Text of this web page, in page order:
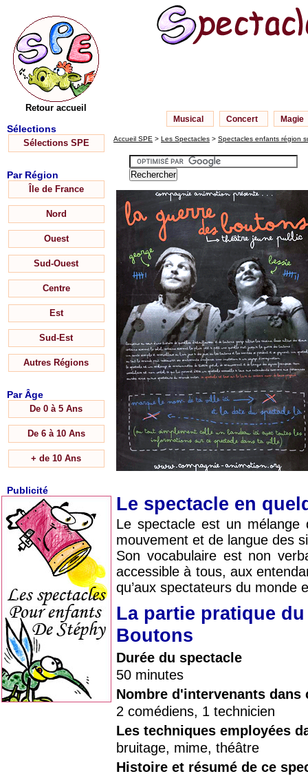
Retour accueil
Sélections
Sélections SPE
Par Région
Île de France
Nord
Ouest
Sud-Ouest
Centre
Est
Sud-Est
Autres Régions
Par Âge
De 0 à 5 Ans
De 6 à 10 Ans
+ de 10 Ans
Publicité
Musical Concert Magie
Accueil SPE > Les Spectacles > Spectacles enfants région
Le spectacle en
Le spectacle est un
mouvement et de langue des
Son vocabulaire est non
accessible à tous, aux
qu’aux spectateurs du monde
La partie pratique
Boutons
Durée du spectacle
50 minutes
Nombre d'intervenants dans
2 comédiens, 1 technicien
Les techniques employées
bruitage, mime, théâtre
Histoire et résumé de ce